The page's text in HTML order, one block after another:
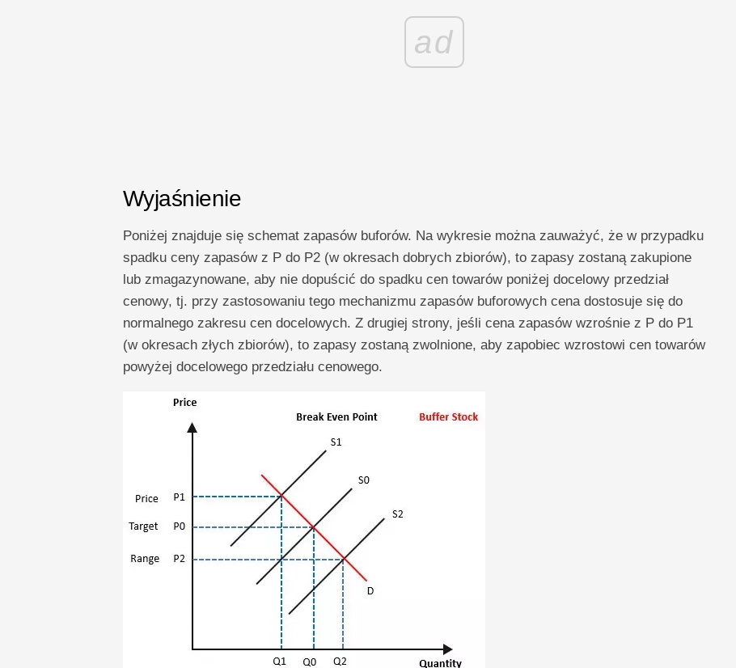
ad
Wyjaśnienie
Poniżej znajduje się schemat zapasów buforów. Na wykresie można zauważyć, że w przypadku
spadku ceny zapasów z P do P2 (w okresach dobrych zbiorów), to zapasy zostaną zakupione
lub zmagazynowane, aby nie dopuścić do spadku cen towarów poniżej docelowy przedział
cenowy, tj. przy zastosowaniu tego mechanizmu zapasów buforowych cena dostosuje się do
normalnego zakresu cen docelowych. Z drugiej strony, jeśli cena zapasów wzrośnie z P do P1
(w okresach złych zbiorów), to zapasy zostaną zwolnione, aby zapobiec wzrostowi cen towarów
powyżej docelowego przedziału cenowego.